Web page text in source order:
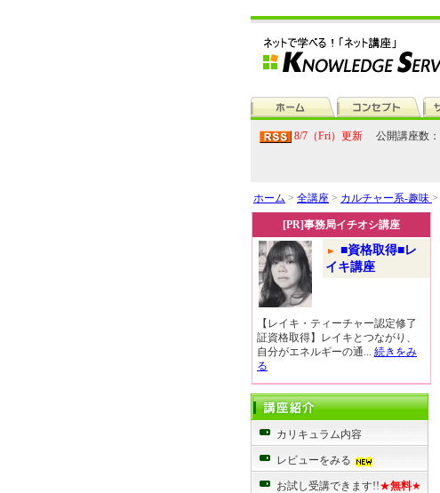
8/7（Fri）更新 公開講座数：
ホーム > 全講座 > カルチャー系-趣味 >
[PR]事務局イチオシ講座
■資格取得■レ
イキ講座
【レイキ・ティーチャー認定修了
証資格取得】レイキとつながり、
自分がエネルギーの通... 続きをみ
る
カリキュラム内容
レビューをみる
お試し受講できます!!★無料★